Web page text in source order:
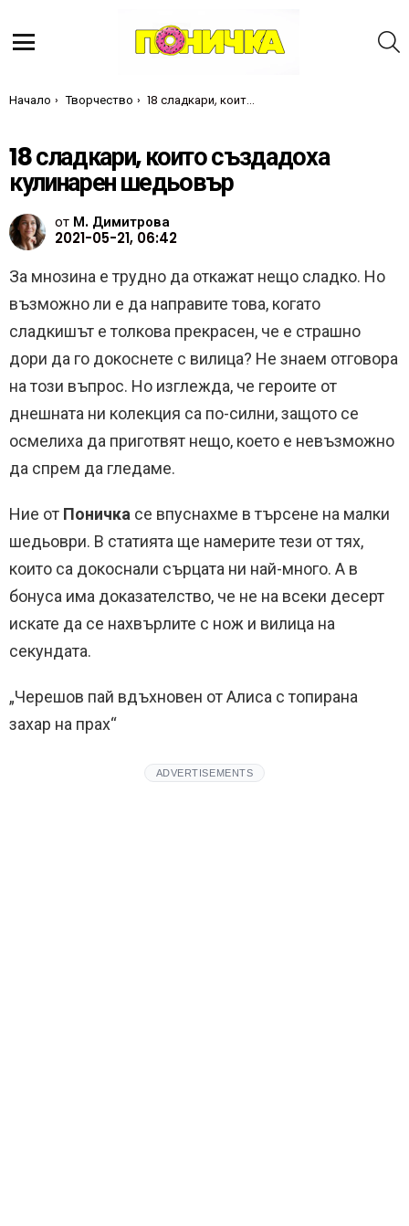
Ти си тук:
Начало Творчество 18 сладкари, които създадоха кулинарен шедьовър
18 сладкари, които създадоха
кулинарен шедьовър
от М. Димитрова
2021-05-21, 06:42
За мнозина е трудно да откажат нещо сладко. Но
възможно ли е да направите това, когато
сладкишът е толкова прекрасен, че е страшно
дори да го докоснете с вилица? Не знаем отговора
на този въпрос. Но изглежда, че героите от
днешната ни колекция са по-силни, защото се
осмелиха да приготвят нещо, което е невъзможно
да спрем да гледаме.
Ние от Поничка се впуснахме в търсене на малки
шедьоври. В статията ще намерите тези от тях,
които са докоснали сърцата ни най-много. А в
бонуса има доказателство, че не на всеки десерт
искате да се нахвърлите с нож и вилица на
секундата.
„Черешов пай вдъхновен от Алиса с топирана
захар на прах“
ADVERTISEMENTS